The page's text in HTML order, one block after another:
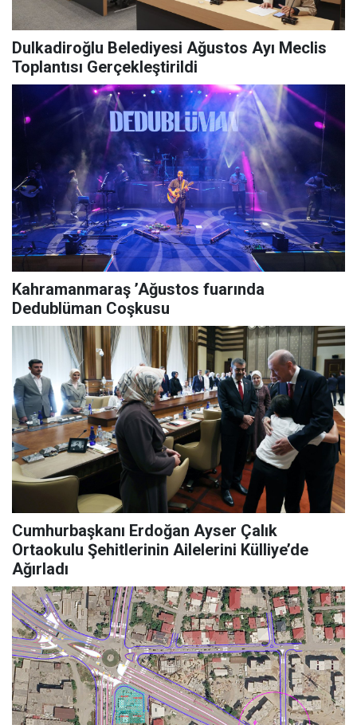
Dulkadiroğlu Belediyesi Ağustos Ayı Meclis
Toplantısı Gerçekleştirildi
Kahramanmaraş ’Ağustos fuarında
Dedublüman Coşkusu
Cumhurbaşkanı Erdoğan Ayser Çalık
Ortaokulu Şehitlerinin Ailelerini Külliye’de
Ağırladı